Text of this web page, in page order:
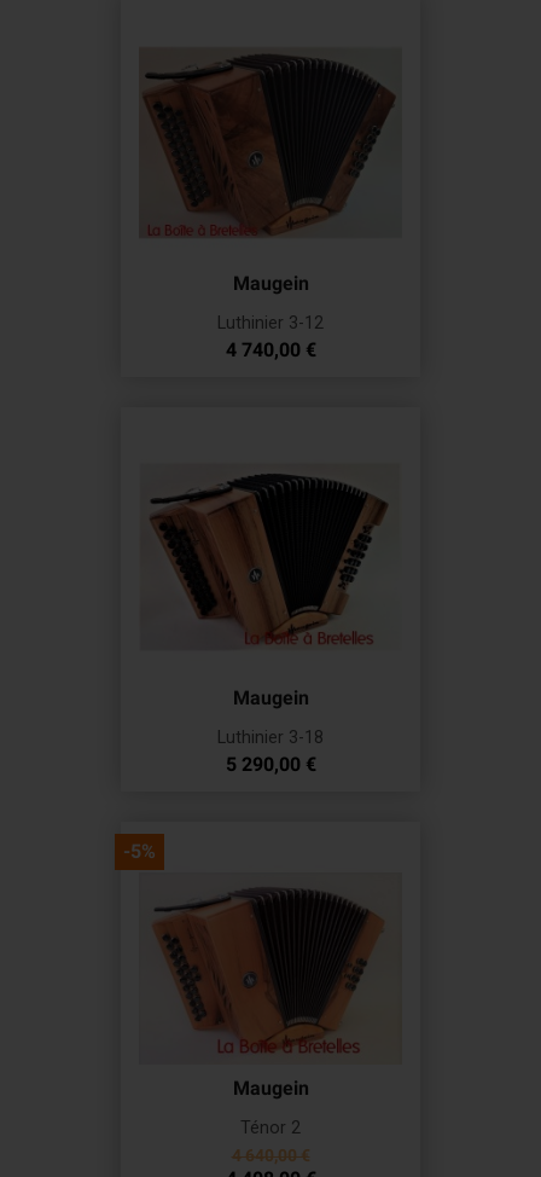
Maugein
Luthinier 3-12
Prix
4 740,00 €
Maugein
Luthinier 3-18
Prix
5 290,00 €
Maugein
Ténor 2
Prix
4 640,00 €
-5%